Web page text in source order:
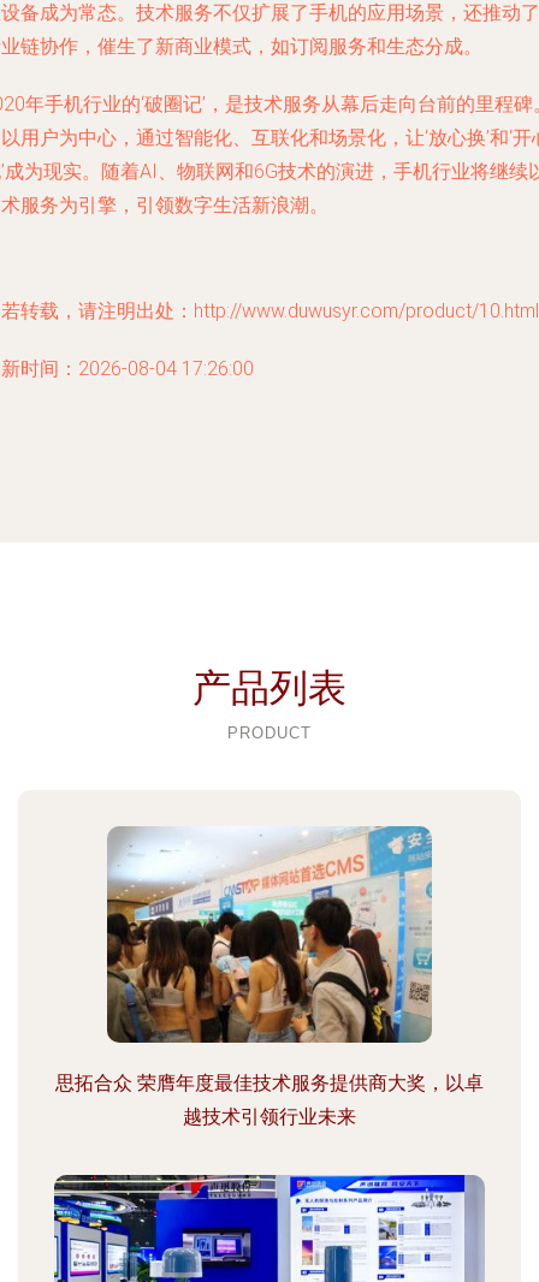
备成为常态。技术服务不仅扩展了手机的应用场景，还推动了
链协作，催生了新商业模式，如订阅服务和生态分成。
年手机行业的‘破圈记’，是技术服务从幕后走向台前的里程碑
用户为中心，通过智能化、互联化和场景化，让‘放心换’和‘开
成为现实。随着AI、物联网和6G技术的演进，手机行业将继续
服务为引擎，引领数字生活新浪潮。
转载，请注明出处：http://www.duwusyr.com/product/10.html
时间：2026-08-04 17:26:00
产品列表
PRODUCT
思拓合众 荣膺年度最佳技术服务提供商大奖，以卓
越技术引领行业未来